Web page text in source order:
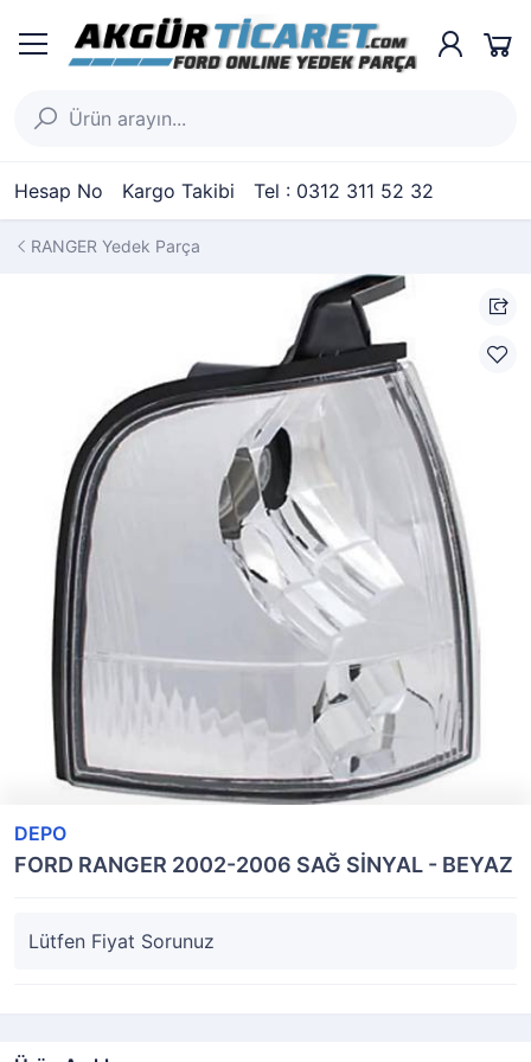
Hesap No Kargo Takibi Tel : 0312 311 52 32
RANGER Yedek Parça
DEPO
FORD RANGER 2002-2006 SAĞ SİNYAL - BEYAZ
Lütfen Fiyat Sorunuz